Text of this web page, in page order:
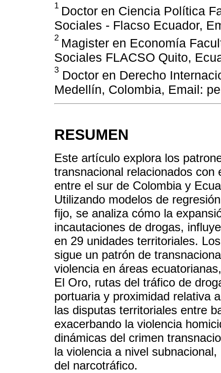
1 Doctor en Ciencia Política
Sociales - Flacso Ecuador,
2 Magister en Economía
Sociales FLACSO Quito,
3 Doctor en Derecho
Medellín, Colombia, Email:
RESUMEN
Este artículo explora los
transnacional relacionados
entre el sur de Colombia y
Utilizando modelos de
fijo, se analiza cómo la
incautaciones de drogas,
en 29 unidades territoriales.
sigue un patrón de
violencia en áreas
El Oro, rutas del tráfico de
portuaria y proximidad relativa
las disputas territoriales entre
exacerbando la violencia
dinámicas del crimen
la violencia a nivel
del narcotráfico.